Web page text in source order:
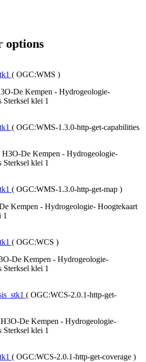
options
( OGC:WMS )
De Kempen - Hydrogeologie-
Sterksel klei 1
( OGC:WMS-1.3.0-http-get-capabilities
De Kempen - Hydrogeologie-
Sterksel klei 1
( OGC:WMS-1.3.0-http-get-map )
Kempen - Hydrogeologie- Hoogtekaart
1
( OGC:WCS )
De Kempen - Hydrogeologie-
Sterksel klei 1
( OGC:WCS-2.0.1-http-get-
De Kempen - Hydrogeologie-
Sterksel klei 1
( OGC:WCS-2.0.1-http-get-coverage )